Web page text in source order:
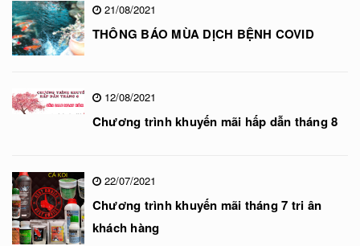
21/08/2021
THÔNG BÁO MÙA DỊCH BỆNH COVID
12/08/2021
Chương trình khuyến mãi hấp dẫn tháng 8
22/07/2021
Chương trình khuyến mãi tháng 7 tri ân
khách hàng